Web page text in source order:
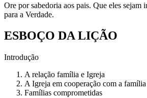
Ore por sabedoria aos pais. Que eles sejam
para a Verdade.
ESBOÇO DA LIÇÃO
Introdução
A relação família e Igreja
A Igreja em cooperação com a família
Famílias comprometidas